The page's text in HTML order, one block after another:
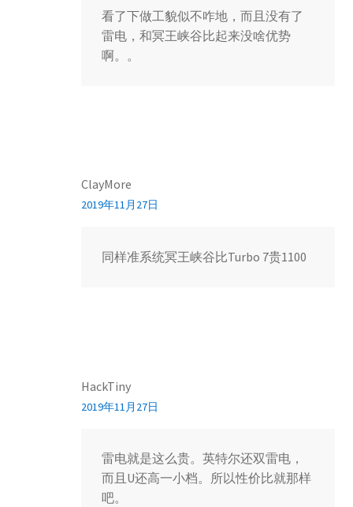
看了下做工貌似不咋地，而且没有了
雷电，和冥王峡谷比起来没啥优势
啊。。
ClayMore
2019年11月27日
同样准系统冥王峡谷比Turbo 7贵1100
HackTiny
2019年11月27日
雷电就是这么贵。英特尔还双雷电，
而且U还高一小档。所以性价比就那样
吧。